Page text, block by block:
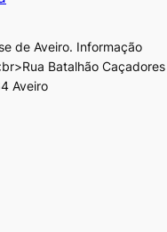
de Aveiro. Informação
Batalhão Caçadores
Aveiro